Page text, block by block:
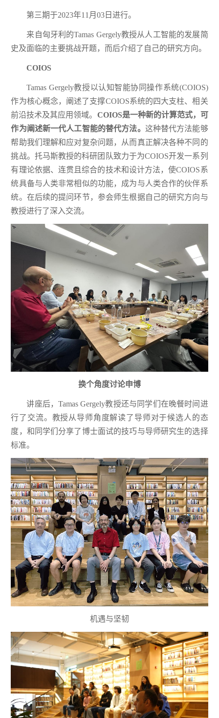
第三期于2023年11月03日进行。
来自匈牙利的Tamas Gergely教授从人工智能的发展简
史及面临的主要挑战开题，而后介绍了自己的研究方向。
COIOS
Tamas Gergely教授以认知智能协同操作系统(COIOS)
作为核心概念，阐述了支撑COIOS系统的四大支柱、相关
前沿技术及其应用领域。 COIOS是一种新的计算范式，可
作为阐述新一代人工智能的替代方法。 这种替代方法能够
帮助我们理解和应对复杂问题，从而真正解决各种不同的
挑战。托马斯教授的科研团队致力于为COIOS开发一系列
有理论依据、连贯且综合的技术和设计方法，使COIOS系
统具备与人类非常相似的功能，成为与人类合作的伙伴系
统。在后续的提问环节，参会师生根据自己的研究方向与
教授进行了深入交流。
换个角度讨论申博
讲座后，Tamas Gergely教授还与同学们在晚餐时间进
行了交流。教授从导师角度解读了导师对于候选人的态
度，和同学们分享了博士面试的技巧与导师研究生的选择
标准。
机遇与坚韧